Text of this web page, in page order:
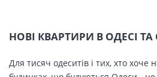
НОВІ КВАРТИРИ В ОДЕСІ ТА
Для тисяч одеситів і тих, хто